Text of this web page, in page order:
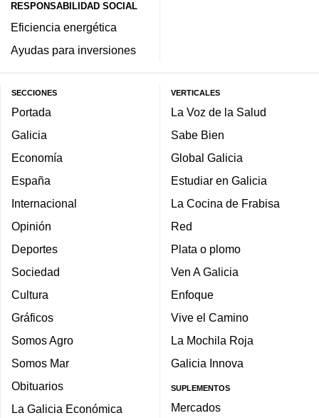
RESPONSABILIDAD SOCIAL
Eficiencia energética
Ayudas para inversiones
SECCIONES
Portada
Galicia
Economía
España
Internacional
Opinión
Deportes
Sociedad
Cultura
Gráficos
Somos Agro
Somos Mar
Obituarios
La Galicia Económica
VERTICALES
La Voz de la Salud
Sabe Bien
Global Galicia
Estudiar en Galicia
La Cocina de Frabisa
Red
Plata o plomo
Ven A Galicia
Enfoque
Vive el Camino
La Mochila Roja
Galicia Innova
SUPLEMENTOS
Mercados